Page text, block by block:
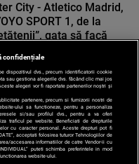
City - Atletico Madrid,
SPORT 1, de la
gata să facă
confidențiale
dispozitivul dvs., precum identificatorii cookie
sau gestiona alegerile dvs. făcând clic mai jos
alegeri vor fi raportate partenerilor noștri și
partenere, precum si furnizorii nostri de
ului sa functioneze, pentru a personaliza
si/sau profilul dvs., pentru a va oferi
traficul pe website. Beneficiati de drepturile
cu caracter personal. Aceste drepturi pot fi
acceptati folosirea tuturor Tehnologiilor de
accesarea informatiilor de catre Vendor-ii cu
puteti schimba preferintele in mod
website-ului.